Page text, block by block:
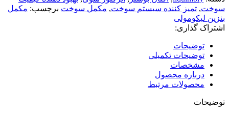
سوخت, تمیز کننده سیستم سوخت, مکمل سوخت برچسب: مکمل
بنزین لیکومولی
اشتراک گذاری:
توضیحات
توضیحات تکمیلی
مشخصات
درباره محصول
محصولات مرتبط
توضیحات